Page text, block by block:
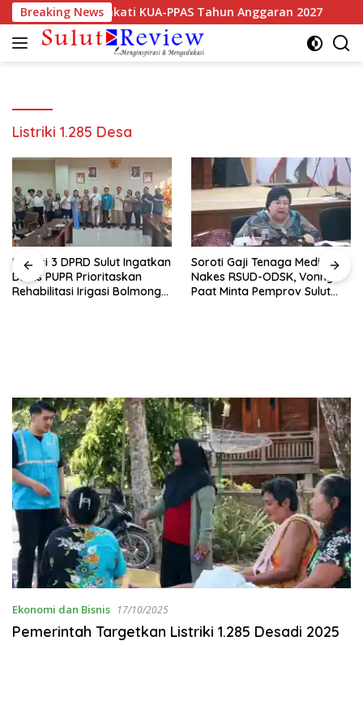
Langsung
ke
konten
Breaking News
Resmi Sepakati KUA-PPAS Tahun Anggaran 2027
Listriki 1.285 Desa
Komisi 3 DPRD Sulut Ingatkan
Dinas PUPR Prioritaskan
Rehabilitasi Irigasi Bolmong
Soroti Gaji Tenaga Medis dan
Nakes RSUD-ODSK, Vonny
Paat Minta Pemprov Sulut
Ekonomi dan Bisnis 17/10/2025
Pemerintah Targetkan Listriki 1.285 Desadi 2025